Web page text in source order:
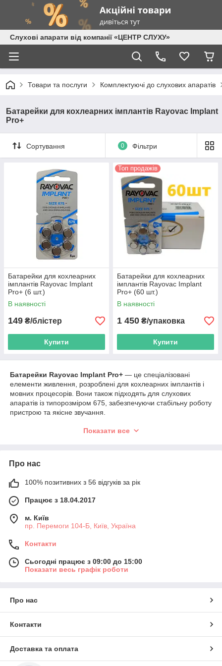
Слухові апарати від компанії «ЦЕНТР СЛУХУ»
Товари та послуги Комплектуючі до слухових апаратів
Батарейки для кохлеарних імплантів Rayovac Implant
Pro+
Сортування 0 Фільтри
Батарейки для кохлеарних
імплантів Rayovac Implant
Pro+ (6 шт.)
В наявності
149 ₴/блістер
Купити
Топ продажів
Батарейки для кохлеарних
імплантів Rayovac Implant
Pro+ (60 шт.)
В наявності
1 450 ₴/упаковка
Купити
Батарейки Rayovac Implant Pro+ — це спеціалізовані
елементи живлення, розроблені для кохлеарних імплантів і
мовних процесорів. Вони також підходять для слухових
апаратів із типорозміром 675, забезпечуючи стабільну роботу
пристрою та якісне звучання.
відрізняються високою потужністю, надійністю та тривалим
Особливості батарейок Rayovac Implant
Батарейки цього типу належать до повітряно-цинкових і
мають підвищену номінальну напругу. Вони забезпечують
стабільну подачу енергії протягом усього циклу роботи, що
особливо важливо для пристроїв із високим
енергоспоживанням.
потреб користувачів імплантів і забезпечують надійну роботу
мовних процесорів та слухових систем.
Де використовуються батарейки
Батарейки Rayovac Implant Pro+ застосовуються в
кохлеарних імплантах
мовних процесорах
слухових апаратах із батарейками 675
слухових системах із підвищеним
енергоспоживанням
Показати все
Про нас
100% позитивних з 56 відгуків за рік
Працює з 18.04.2017
м. Київ
пр. Перемоги 104-Б, Київ, Україна
Контакти
Сьогодні працює з 09:00 до 15:00
Показати весь графік роботи
Про нас
Контакти
Доставка та оплата